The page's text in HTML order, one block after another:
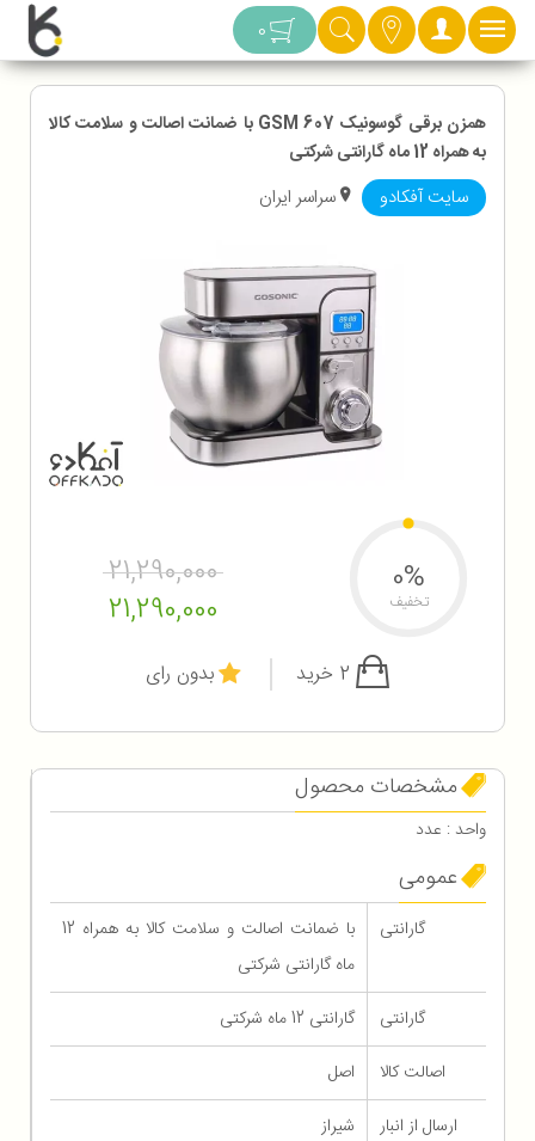
دسته بندی 0
همزن برقی گوسونیک GSM 607 با ضمانت اصالت و سلامت کالا
به همراه 12 ماه گارانتی شرکتی
سایت آفکادو سراسر ایران
21,290,000
21,290,000
0%
تخفیف
بدون رای
مشخصات محصول
واحد : عدد
عمومی
گارانتی
با ضمانت اصالت و سلامت کالا به همراه 12
ماه گارانتی شرکتی
گارانتی
گارانتی 12 ماه شرکتی
اصالت کالا
اصل
ارسال از انبار
شیراز